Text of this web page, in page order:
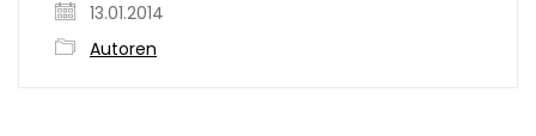
13.01.2014
Autoren